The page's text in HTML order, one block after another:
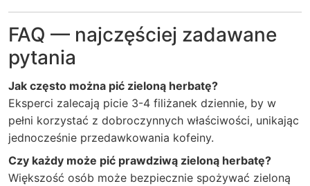
FAQ — najczęściej zadawane
pytania
Jak często można pić zieloną herbatę?
Eksperci zalecają picie 3-4 filiżanek dziennie, by w
pełni korzystać z dobroczynnych właściwości, unikając
jednocześnie przedawkowania kofeiny.
Czy każdy może pić prawdziwą zieloną herbatę?
Większość osób może bezpiecznie spożywać zieloną